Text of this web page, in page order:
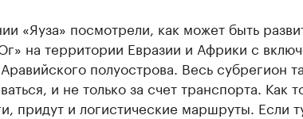
«Яуза» посмотрели, как может быть
на территории Евразии и Африки с
полуострова. Весь субрегион
и не только за счет транспорта. Как
придут и логистические маршруты. Если